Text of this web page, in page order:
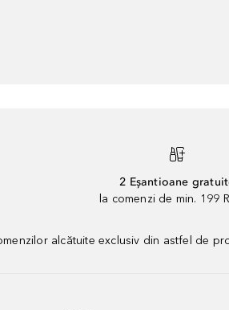
2 Eșantioane
la comenzi de min. 199
alcătuite exclusiv din astfel de